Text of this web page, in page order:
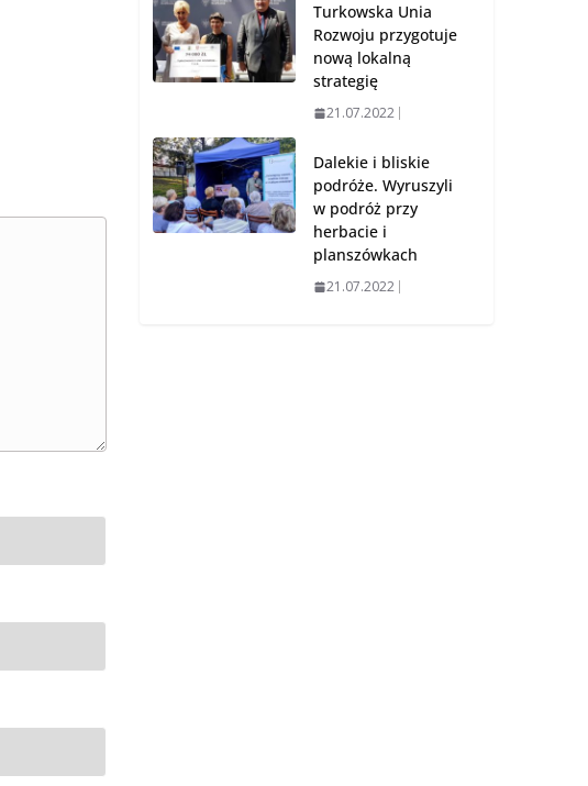
Turkowska Unia
Rozwoju przygotuje
nową lokalną
strategię
21.07.2022
Dalekie i bliskie
podróże. Wyruszyli
w podróż przy
herbacie i
planszówkach
21.07.2022